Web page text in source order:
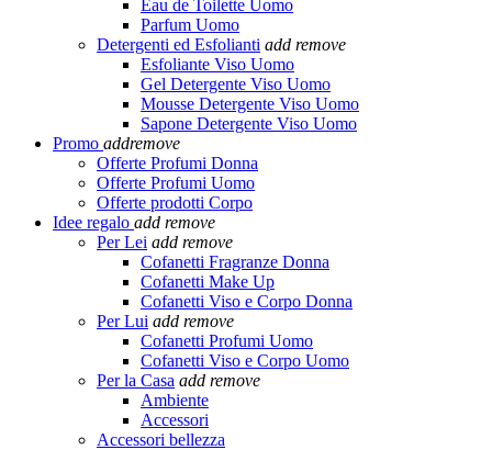
Eau de Toilette Uomo
Parfum Uomo
Detergenti ed Esfolianti add remove
Esfoliante Viso Uomo
Gel Detergente Viso Uomo
Mousse Detergente Viso Uomo
Sapone Detergente Viso Uomo
Promo addremove
Offerte Profumi Donna
Offerte Profumi Uomo
Offerte prodotti Corpo
Idee regalo add remove
Per Lei add remove
Cofanetti Fragranze Donna
Cofanetti Make Up
Cofanetti Viso e Corpo Donna
Per Lui add remove
Cofanetti Profumi Uomo
Cofanetti Viso e Corpo Uomo
Per la Casa add remove
Ambiente
Accessori
Accessori bellezza